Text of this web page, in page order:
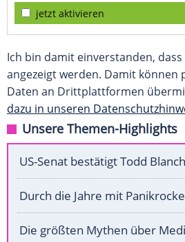
jetzt aktivieren
Ich bin damit einverstanden,
angezeigt werden. Damit können
Daten an Drittplattformen
dazu in unseren
Unsere Themen-Highlights
US-Senat bestätigt Todd
Durch die Jahre mit
Die größten Mythen über